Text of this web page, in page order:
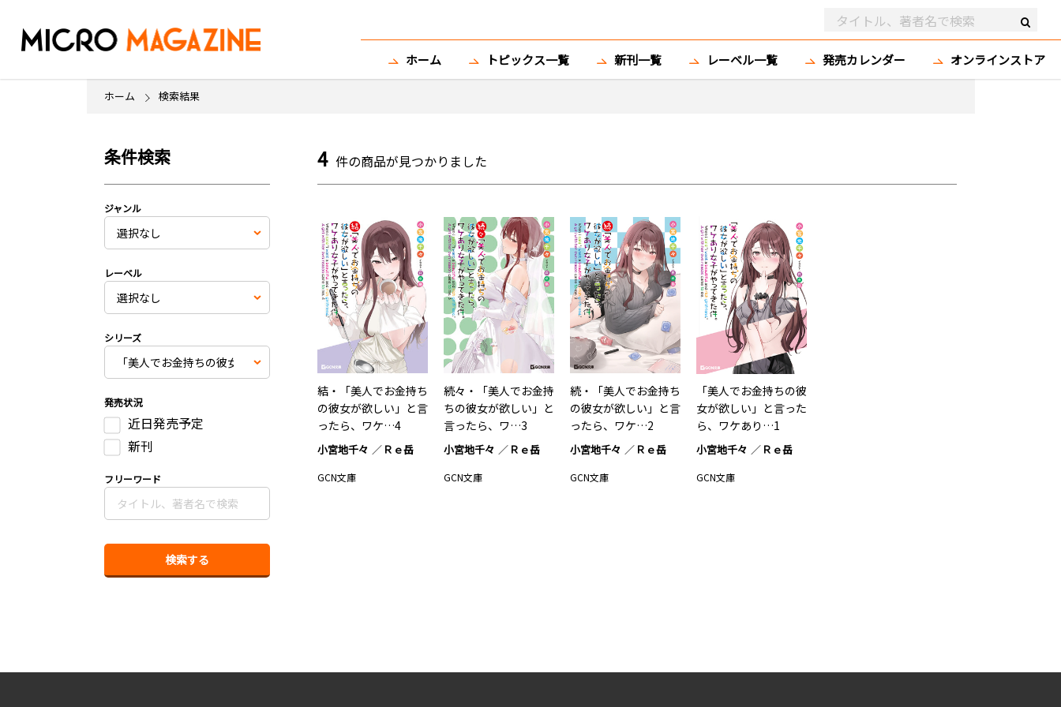
ホーム トピックス一覧 新刊一覧 レーベル一覧 発売カレンダー オンラインストア
ホーム 検索結果
条件検索
ジャンル
レーベル
シリーズ
発売状況
近日発売予定
新刊
フリーワード
4 件の商品が見つかりました
結・「美人でお金持ち
の彼女が欲しい」と言
ったら、ワケ…4
小宮地千々 Ｒｅ岳
GCN文庫
続々・「美人でお金持
ちの彼女が欲しい」と
言ったら、ワ…3
小宮地千々 Ｒｅ岳
GCN文庫
続・「美人でお金持ち
の彼女が欲しい」と言
ったら、ワケ…2
小宮地千々 Ｒｅ岳
GCN文庫
「美人でお金持ちの彼
女が欲しい」と言った
ら、ワケあり…1
小宮地千々 Ｒｅ岳
GCN文庫